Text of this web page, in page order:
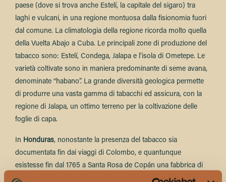
paese (dove si trova anche Estelí, la capitale del sigaro) tra
laghi e vulcani, in una regione montuosa dalla fisionomia fuori
dal comune. La climatologia della regione ricorda molto quella
della Vuelta Abajo a Cuba. Le principali zone di produzione del
tabacco sono: Estelí, Condega, Jalapa e l’isola di Ometepe. Le
varietà coltivate sono in maniera predominante di seme avana,
denominate “habano”. La grande diversità geologica permette
di produrre una vasta gamma di tabacchi ed assicura, con la
regione di Jalapa, un ottimo terreno per la coltivazione delle
foglie di capa.
In Honduras, nonostante la presenza del tabacco sia
documentata fin dai viaggi di Colombo, e quantunque
esistesse fin dal 1765 a Santa Rosa de Copán una fabbrica di
sigari impiantata dagli Spagnoli, il paese non è mai stato